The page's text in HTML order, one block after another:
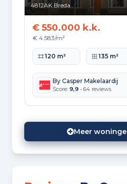
4812AK Breda
€ 550.000 k.k.
€ 4.583/m²
Woonoppervlakte
120 m² 135 m²
By Casper Makelaardij
Score: 9,9 • 64 reviews
Meer